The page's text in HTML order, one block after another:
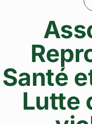
Santé
Lutte